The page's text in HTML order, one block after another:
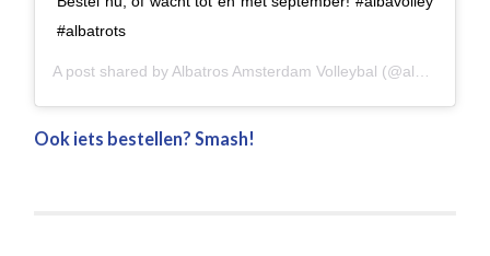
#albatrots
A post shared by Albatros Amsterdam Volleybal (@albavolley) on
Ook iets bestellen? Smash!